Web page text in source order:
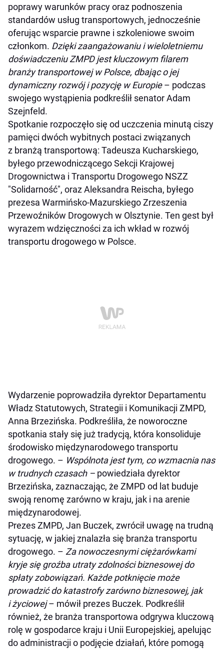
poprawy warunków pracy oraz podnoszenia
standardów usług transportowych, jednocześnie
oferując wsparcie prawne i szkoleniowe swoim
członkom. Dzięki zaangażowaniu i wieloletniemu
doświadczeniu ZMPD jest kluczowym filarem
branży transportowej w Polsce, dbając o jej
dynamiczny rozwój i pozycję w Europie– podczas
swojego wystąpienia podkreślił senator Adam
Szejnfeld.
Spotkanie rozpoczęło się od uczczenia minutą ciszy
pamięci dwóch wybitnych postaci związanych
z branżą transportową: Tadeusza Kucharskiego,
byłego przewodniczącego Sekcji Krajowej
Drogownictwa i Transportu Drogowego NSZZ
"Solidarność", oraz Aleksandra Reischa, byłego
prezesa Warmińsko-Mazurskiego Zrzeszenia
Przewoźników Drogowych w Olsztynie. Ten gest był
wyrazem wdzięczności za ich wkład w rozwój
transportu drogowego w Polsce.
Wydarzenie poprowadziła dyrektor Departamentu
Władz Statutowych, Strategii i Komunikacji ZMPD,
Anna Brzezińska. Podkreśliła, że noworoczne
spotkania stały się już tradycją, która konsoliduje
środowisko międzynarodowego transportu
drogowego. – Wspólnota jest tym, co wzmacnia nas
w trudnych czasach – powiedziała dyrektor
Brzezińska, zaznaczając, że ZMPD od lat buduje
swoją renomę zarówno w kraju, jak i na arenie
międzynarodowej.
Prezes ZMPD, Jan Buczek, zwrócił uwagę na trudną
sytuację, w jakiej znalazła się branża transportu
drogowego. – Za nowoczesnymi ciężarówkami
kryje się groźba utraty zdolności biznesowej do
spłaty zobowiązań. Każde potknięcie może
prowadzić do katastrofy zarówno biznesowej, jak
i życiowej– mówił prezes Buczek. Podkreślił
również, że branża transportowa odgrywa kluczową
rolę w gospodarce kraju i Unii Europejskiej, apelując
do administracji o podjęcie działań, które pomogą